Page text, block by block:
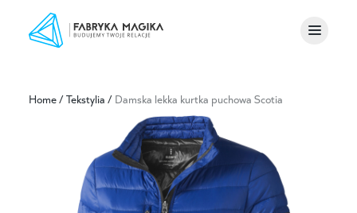
Home/Tekstylia / Damska lekka kurtka puchowa Scotia